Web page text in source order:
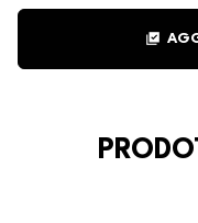
library_add_check